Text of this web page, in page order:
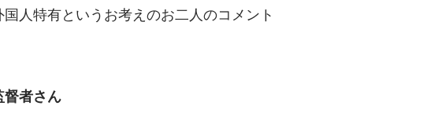
国人特有というお考えのお二人のコメント
者さん